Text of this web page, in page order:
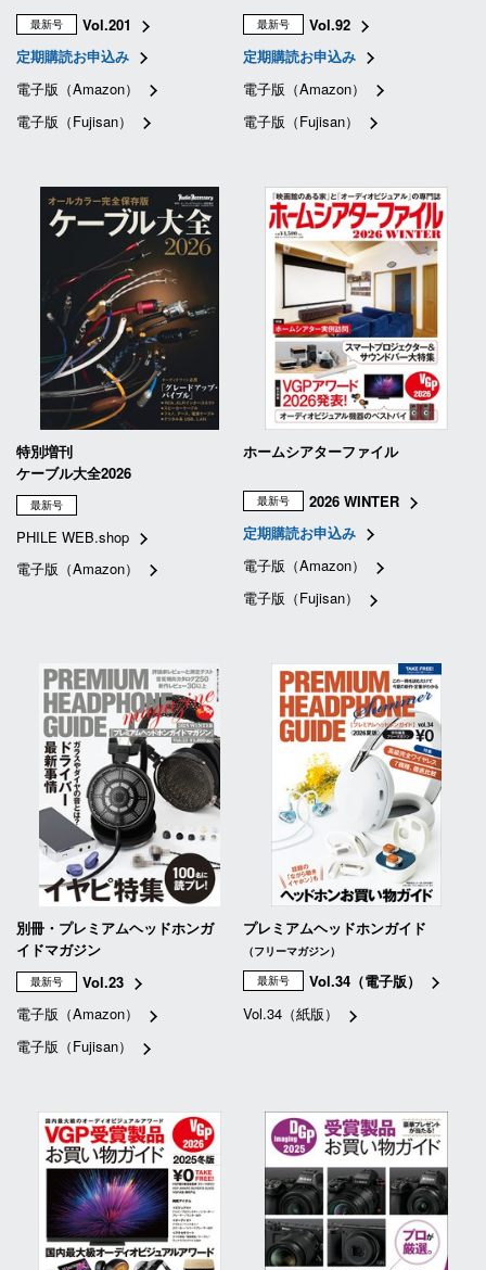
最新号
Vol.201
定期購読お申込み
電子版（Amazon）
電子版（Fujisan）
最新号
Vol.92
定期購読お申込み
電子版（Amazon）
電子版（Fujisan）
特別増刊
ケーブル大全2026
最新号
PHILE WEB.shop
電子版（Amazon）
ホームシアターファイル
最新号
2026 WINTER
定期購読お申込み
電子版（Amazon）
電子版（Fujisan）
別冊・プレミアムヘッドホンガ
イドマガジン
最新号
Vol.23
電子版（Amazon）
電子版（Fujisan）
プレミアムヘッドホンガイド
（フリーマガジン）
最新号
Vol.34（電子版）
Vol.34（紙版）